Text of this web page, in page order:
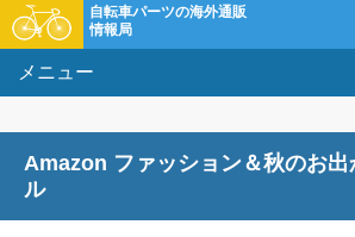
自転車パーツの海外通販
情報局
メニュー
Amazon ファッション＆秋のお出
ル